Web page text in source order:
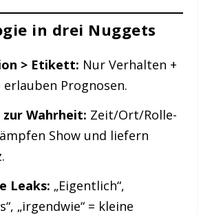
in drei Nuggets
> Etikett: Nur Verhalten +
erlauben Prognosen.
Wahrheit: Zeit/Ort/Rolle-
Show und liefern
Leaks: „Eigentlich“,
„irgendwie“ = kleine